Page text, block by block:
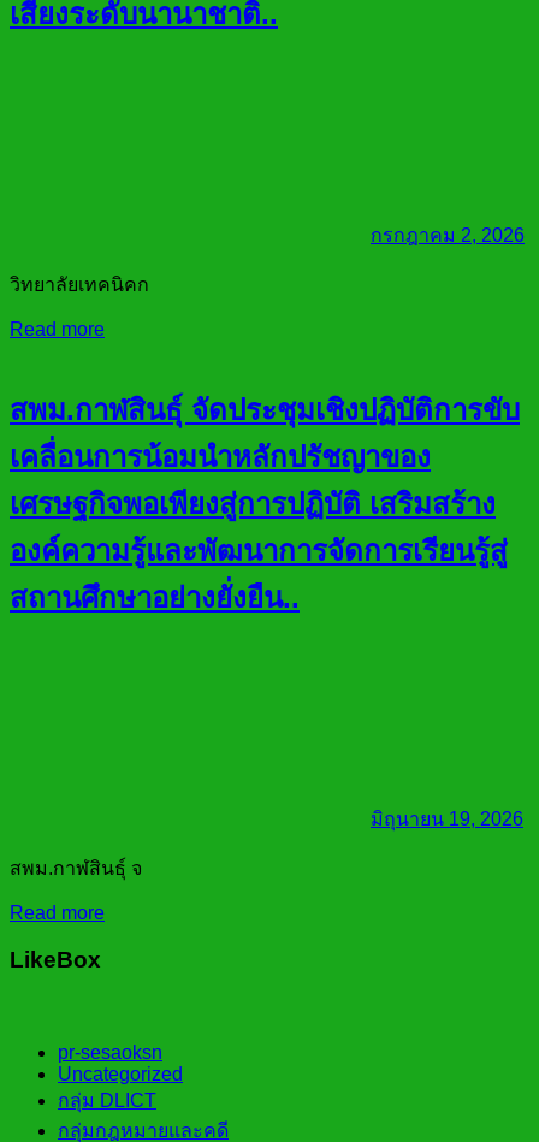
เสียงระดับนานาชาติ..
กรกฎาคม 2, 2026
วิทยาลัยเทคนิคก
Read more
สพม.กาฬสินธุ์ จัดประชุมเชิงปฏิบัติการขับ
เคลื่อนการน้อมนำหลักปรัชญาของ
เศรษฐกิจพอเพียงสู่การปฏิบัติ เสริมสร้าง
องค์ความรู้และพัฒนาการจัดการเรียนรู้สู่
สถานศึกษาอย่างยั่งยืน..
มิถุนายน 19, 2026
สพม.กาฬสินธุ์ จ
Read more
LikeBox
pr-sesaoksn
Uncategorized
กลุ่ม DLICT
กลุ่มกฎหมายและคดี